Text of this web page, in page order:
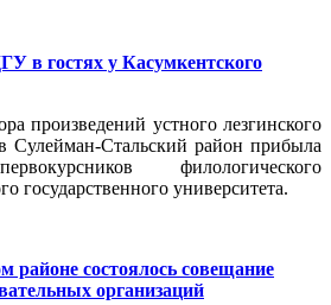
в гостях у Касумкентского
произведений устного лезгинского
Сулейман-Стальский район прибыла
филологического
государственного университета.
районе состоялось совещание
организаций